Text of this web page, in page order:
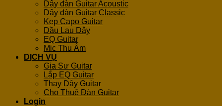
Dây đàn Guitar Acoustic
Dây đàn Guitar Classic
Kẹp Capo Guitar
Dầu Lau Dây
EQ Guitar
Mic Thu Âm
DỊCH VỤ
Gia Sư Guitar
Lắp EQ Guitar
Thay Dây Guitar
Cho Thuê Đàn Guitar
Login